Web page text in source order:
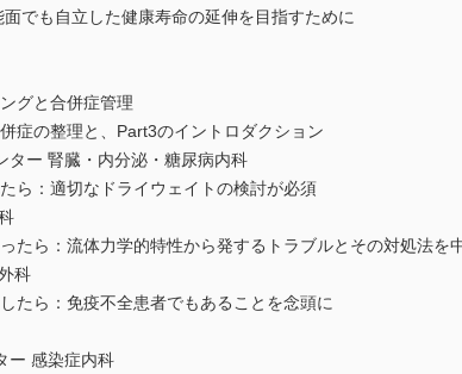
でも自立した健康寿命の延伸を目指すために
グと合併症管理
症の整理と、Part3のイントロダクション
ー 腎臓・内分泌・糖尿病内科
ら：適切なドライウェイトの検討が必須
たら：流体力学的特性から発するトラブルとその対処法を
科
たら：免疫不全患者でもあることを念頭に
感染症内科